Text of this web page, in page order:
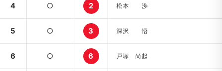
4 ○ 2 松本 渉
5 ○ 3 深沢 悟
6 ○ 6 戸塚 尚起